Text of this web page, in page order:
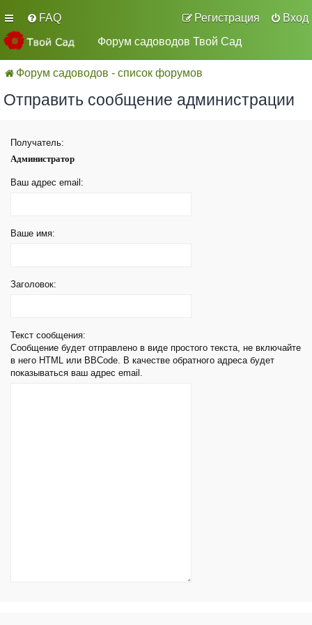
FAQ Вход
Регистрация
Форум садоводов Твой Сад
Форум садоводов - список форумов
Отправить сообщение администрации
Получатель:
Администратор
Ваш адрес email:
Ваше имя:
Заголовок:
Текст сообщения:
Сообщение будет отправлено в виде простого текста, не включайте
в него HTML или BBCode. В качестве обратного адреса будет
показываться ваш адрес email.